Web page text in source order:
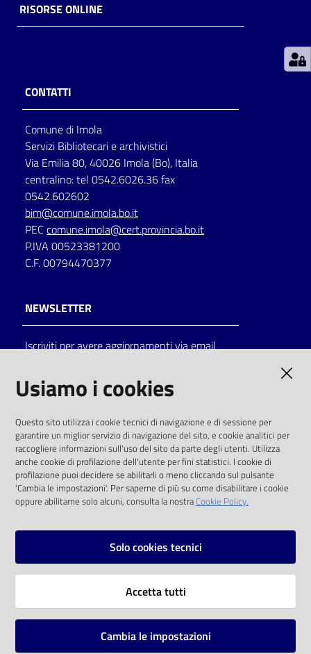
Decentrate
Seguici
su
on line
Eventi
Chiedi al
bibliotecario
Avvisi
RISORSE ONLINE
CONTATTI
Comune di Imola
Servizi Bibliotecari e archivistici
Via Emilia 80, 40026 Imola (Bo), Italia
centralino: tel 0542.6026.36 fax
0542.602602
bim@comune.imola.bo.it
PEC comune.imola@cert.provincia.bo.it
P.IVA 00523381200
C.F. 00794470377
NEWSLETTER
Iscriviti per avere aggiornamenti via email
solo alle condizioni previste dalla direttiva
comunitaria 2003/98/CE e dal d.lgs. 36/2006
SOCIAL
Instagram
Vai alla pagina
Usiamo i cookies
Questo sito utilizza i cookie tecnici di navigazione e di sessione per
garantire un miglior servizio di navigazione del sito, e cookie analitici per
raccogliere informazioni sull'uso del sito da parte degli utenti. Utilizza
anche cookie di profilazione dell'utente per fini statistici. I cookie di
profilazione puoi decidere se abilitarli o meno cliccando sul pulsante
'Cambia le impostazioni'. Per saperne di più su come disabilitare i cookie
oppure abilitarne solo alcuni, consulta la nostraCookie Policy.
Solo cookies tecnici
Accetta tutti
Cambia le impostazioni